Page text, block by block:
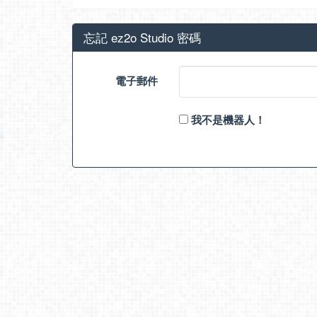
忘記 ez2o Studio 密碼
電子郵件
我不是機器人！